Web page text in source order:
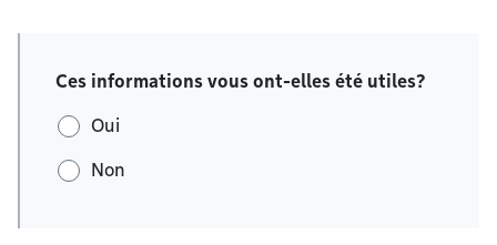
Ces informations vous ont-elles été utiles?
Oui
Non